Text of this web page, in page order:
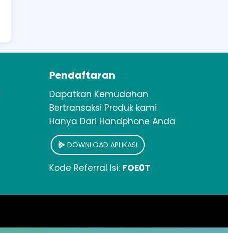
Pendaftaran
Dapatkan Kemudahan
Bertransaksi Produk kami
Hanya Dari Handphone Anda
DOWNLOAD APLIKASI
Kode Referral Isi: FOE0T